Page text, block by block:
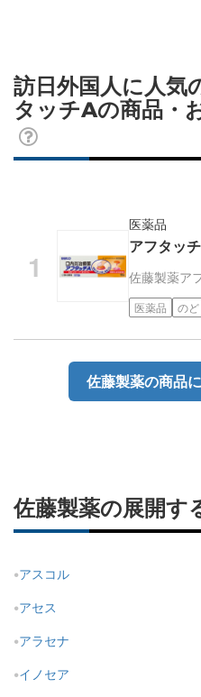
訪日外国人に人気
タッチAの商品・
医薬品
アフタッ
佐藤製薬ア
医薬品 の
佐藤製薬の商品
佐藤製薬の展開す
アスコル
アセス
アラセナ
イノセア